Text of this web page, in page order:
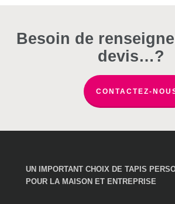
sur
Besoin de
devis…?
CONTACTEZ-
UN IMPORTANT CHOIX DE TAPIS
POUR LA MAISON ET ENTREPRISE